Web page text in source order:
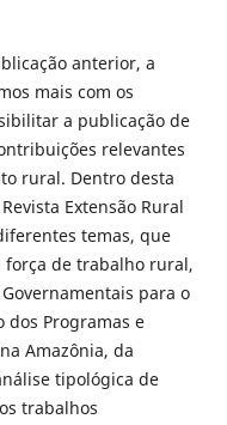
anterior, a
mais com os
a publicação de
relevantes
rural. Dentro desta
Extensão Rural
temas, que
de trabalho rural,
para o
dos Programas e
Amazônia, da
tipológica de
trabalhos